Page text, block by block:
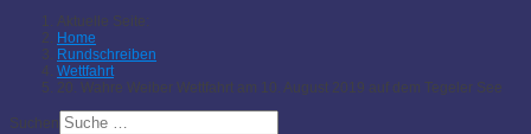
Aktuelle Seite:
Home
Rundschreiben
Wettfahrt
20. Wahre Weiber Wettfahrt am 10. August 2019 auf dem Tegeler See
Suchen